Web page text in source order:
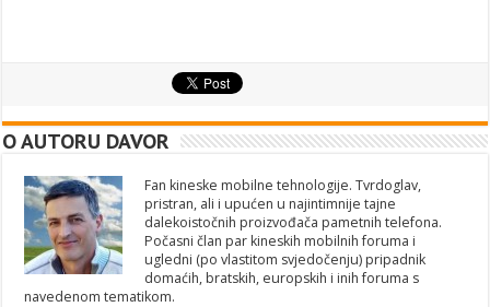
O AUTORU DAVOR
Fan kineske mobilne tehnologije. Tvrdoglav,
pristran, ali i upućen u najintimnije tajne
dalekoistočnih proizvođača pametnih telefona.
Počasni član par kineskih mobilnih foruma i
ugledni (po vlastitom svjedočenju) pripadnik
domaćih, bratskih, europskih i inih foruma s
navedenom tematikom.